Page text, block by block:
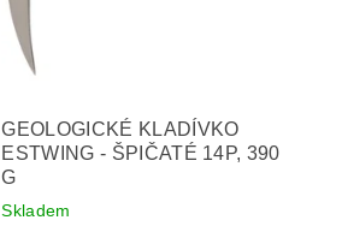
GEOLOGICKÉ KLADÍVKO
ESTWING - ŠPIČATÉ 14P, 390
G
Skladem